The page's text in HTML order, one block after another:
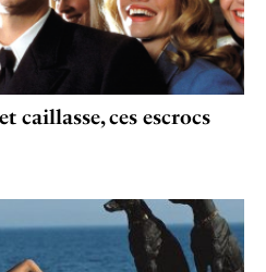
caillasse, ces escrocs